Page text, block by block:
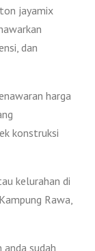
jayamix
dan
harga
konstruksi
kelurahan di
Rawa,
sudah